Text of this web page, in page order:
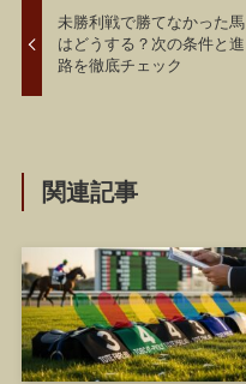
未勝利戦で勝てなかった馬
はどうする？次の条件と進
路を徹底チェック
関連記事